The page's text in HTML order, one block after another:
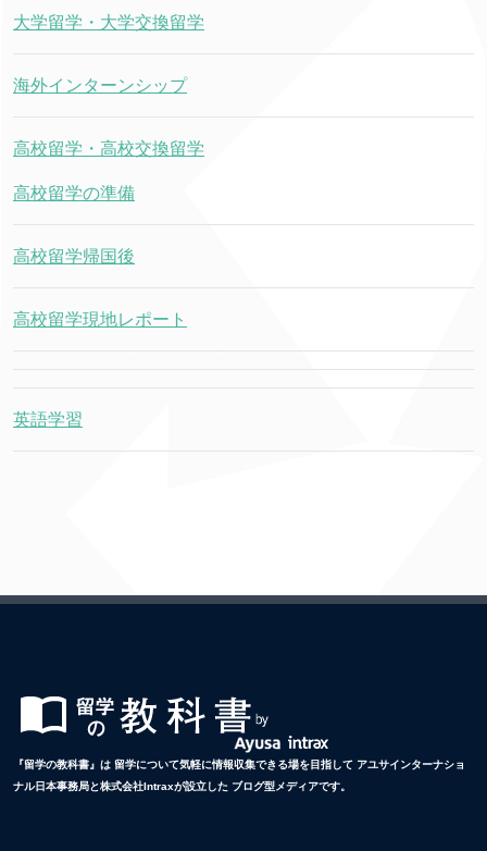
大学留学・大学交換留学
海外インターンシップ
高校留学・高校交換留学
高校留学の準備
高校留学帰国後
高校留学現地レポート
英語学習
『留学の教科書』は 留学について気軽に情報収集できる場を目指して アユサインターナショ
ナル日本事務局と株式会社Intraxが設立した ブログ型メディアです。